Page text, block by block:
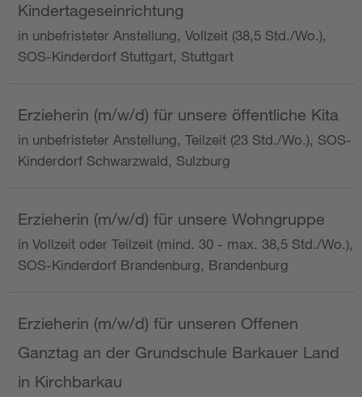
Kindertageseinrichtung
in unbefristeter Anstellung, Vollzeit (38,5 Std./Wo.),
SOS-Kinderdorf Stuttgart, Stuttgart
Erzieherin (m/w/d) für unsere öffentliche Kita
in unbefristeter Anstellung, Teilzeit (23 Std./Wo.), SOS-
Kinderdorf Schwarzwald, Sulzburg
Erzieherin (m/w/d) für unsere Wohngruppe
in Vollzeit oder Teilzeit (mind. 30 - max. 38,5 Std./Wo.),
SOS-Kinderdorf Brandenburg, Brandenburg
Erzieherin (m/w/d) für unseren Offenen
Ganztag an der Grundschule Barkauer Land
in Kirchbarkau